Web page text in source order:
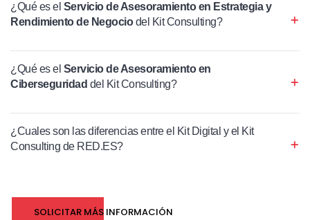
¿Qué es el Servicio de Asesoramiento en Estrategia y
Rendimiento de Negociodel Kit Consulting?
¿Qué es el Servicio de Asesoramiento en
Ciberseguridad del Kit Consulting?
¿Cuales son las diferencias entre el Kit Digital y el Kit
Consulting de RED.ES?
SOLICITAR MÁS INFORMACIÓN